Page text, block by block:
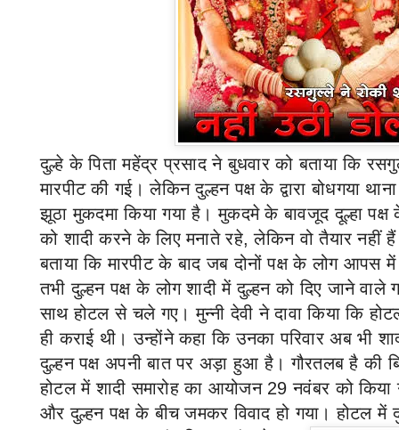
दुल्हे के पिता महेंद्र प्रसाद ने बुधवार को बताया कि
मारपीट की गई। लेकिन दुल्हन पक्ष के द्वारा बोधगया
झूठा मुकदमा किया गया है। मुकदमे के बावजूद दूल्हा पक्ष
को शादी करने के लिए मनाते रहे,लेकिन वो तैयार नहीं
बताया कि मारपीट के बाद जब दोनों पक्ष के लोग आपस
तभी दुल्हन पक्ष के लोग शादी में दुल्हन को दिए जाने
साथ होटल से चले गए। मुन्नी देवी ने दावा किया कि
ही कराई थी। उन्होंने कहा कि उनका परिवार अब भी
दुल्हन पक्ष अपनी बात पर अड़ा हुआ है। गौरतलब है की
होटल में शादी समारोह का आयोजन 29नवंबर को किया
और दुल्हन पक्ष के बीच जमकर विवाद हो गया। होटल में